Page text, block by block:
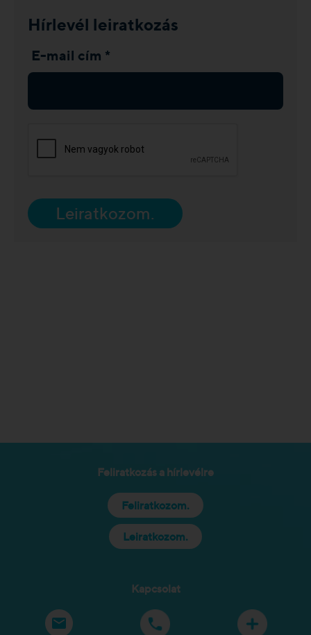
Hírlevél leiratkozás
E-mail cím *
Leiratkozom.
Feliratkozás a hírlevélre
Feliratkozom.
Leiratkozom.
Kapcsolat